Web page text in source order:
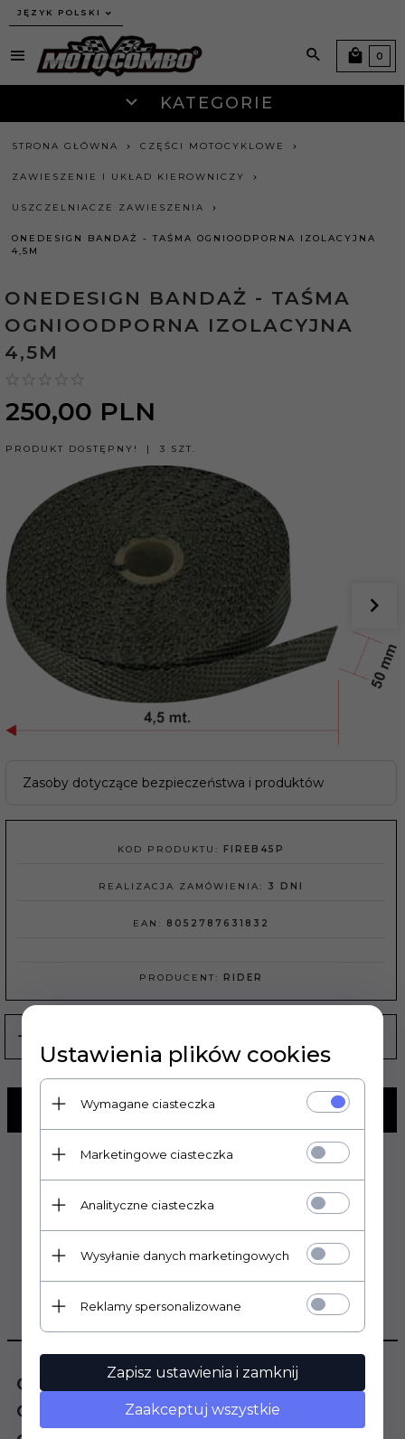
JĘZYK POLSKI
KATEGORIE
0
STRONA GŁÓWNA CZĘŚCI MOTOCYKLOWE
ZAWIESZENIE I UKŁAD KIEROWNICZY
USZCZELNIACZE ZAWIESZENIA
ONEDESIGN BANDAŻ - TAŚMA OGNIOODPORNA IZOLACYJNA
4,5M
ONEDESIGN BANDAŻ - TAŚMA
OGNIOODPORNA IZOLACYJNA
4,5M
250,00 PLN
PRODUKT DOSTĘPNY! 3 SZT.
Zasoby dotyczące bezpieczeństwa i produktów
KOD PRODUKTU: FIREB45P
REALIZACJA ZAMÓWIENIA: 3 DNI
EAN: 8052787631832
PRODUCENT: RIDER
KUP TERAZ!
Ognioodporny bandaż izolacyjny
ONEDESIGN – funkcjonalność i styl
Ustawienia plików cookies
Wymagane ciasteczka
Marketingowe ciasteczka
Analityczne ciasteczka
Wysyłanie danych marketingowych
Reklamy spersonalizowane
Zapisz ustawienia i zamknij
Zaakceptuj wszystkie